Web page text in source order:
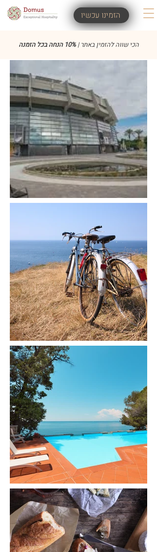
הזמינו עכשיו
הכי שווה להזמין באתר |10% הנחה בכל הזמנה